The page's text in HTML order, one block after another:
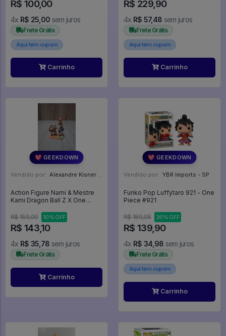
R$ 100,00
4x R$ 25,00 sem juros
Frete Grátis
Aqui tem cupom
Carrinho
R$ 229,90
4x R$ 57,48 sem juros
Frete Grátis
Aqui tem cupom
Carrinho
💖 GEEKDOWN
Vendido por: Alexandre Kisner - PR
Action Figure Nami & Mestre
Kami Dragon Ball Z X One
Megahouse - Dragon Ball Z X
One Piece
R$ 159,00 10% OFF
R$ 143,10
4x R$ 35,78 sem juros
Frete Grátis
Carrinho
💖 GEEKDOWN
Vendido por: YBR Imports - SP
Funko Pop Luffytaro 921 - One
Piece #921
R$ 189,05 26% OFF
R$ 139,90
4x R$ 34,98 sem juros
Frete Grátis
Aqui tem cupom
Carrinho